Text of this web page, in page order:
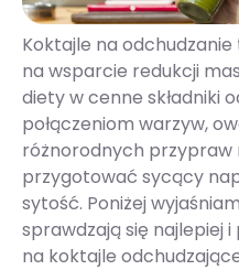
Koktajle na
na wsparcie redukcji
diety w cenne składniki
połączeniom warzyw,
różnorodnych przypraw
przygotować sycący
sytość. Poniżej
sprawdzają się najlepiej
na koktajle